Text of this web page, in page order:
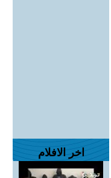
اخر الافلام